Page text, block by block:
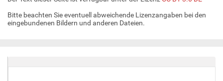
Bitte beachten Sie eventuell abweichende Lizenzangaben bei den
eingebundenen Bildern und anderen Dateien.